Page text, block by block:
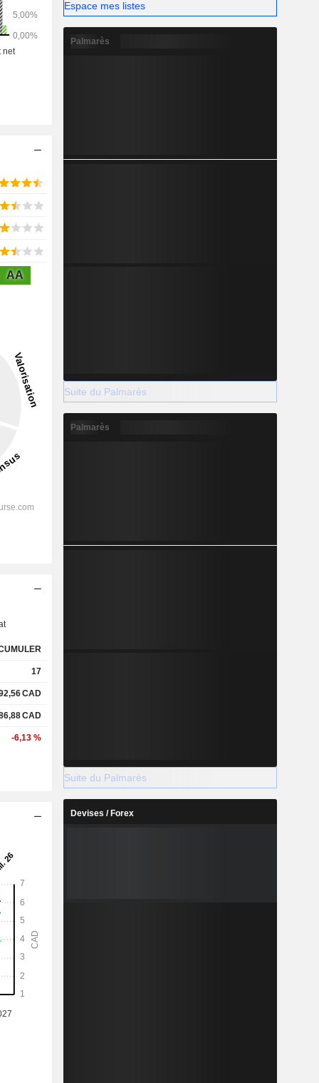
AA
17
CAD
CAD
-6,13 %
Espace mes listes
Palmarès
Suite du Palmarès
Palmarès
Suite du Palmarès
Devises / Forex